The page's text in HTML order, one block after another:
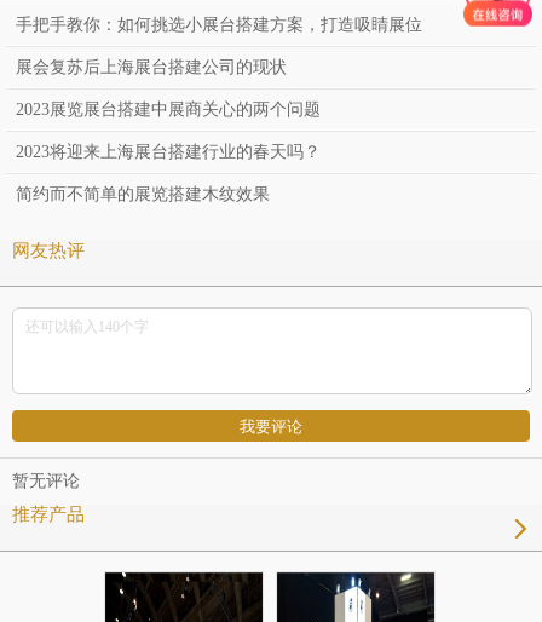
手把手教你：如何挑选小展台搭建方案，打造吸睛展位
展会复苏后上海展台搭建公司的现状
2023展览展台搭建中展商关心的两个问题
2023将迎来上海展台搭建行业的春天吗？
简约而不简单的展览搭建木纹效果
网友热评
暂无评论
推荐产品